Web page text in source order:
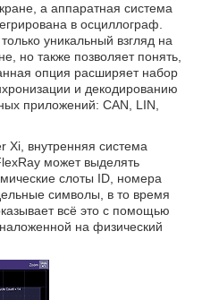
а аппаратная система
в осциллограф.
уникальный взгляд на
но также позволяет понять,
опция расширяет набор
и декодированию
приложений: CAN, LIN,
Xi, внутренняя система
может выделять
слоты ID, номера
символы, в то время
всё это с помощью
на физический